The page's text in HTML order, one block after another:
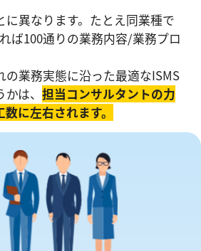
に異なります。たとえ同業種で
ば100通りの業務内容/業務プロ
の業務実態に沿った最適なISMS
かは、担当コンサルタントの⼒
に左右されます。